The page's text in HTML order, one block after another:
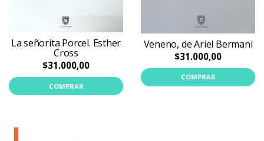
La señorita Porcel. Esther
Cross
$31.000,00
COMPRAR
Veneno, de Ariel Bermani
$31.000,00
COMPRAR